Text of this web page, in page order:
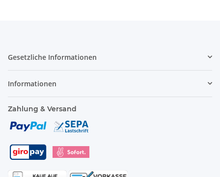
Gesetzliche Informationen
Informationen
Zahlung & Versand